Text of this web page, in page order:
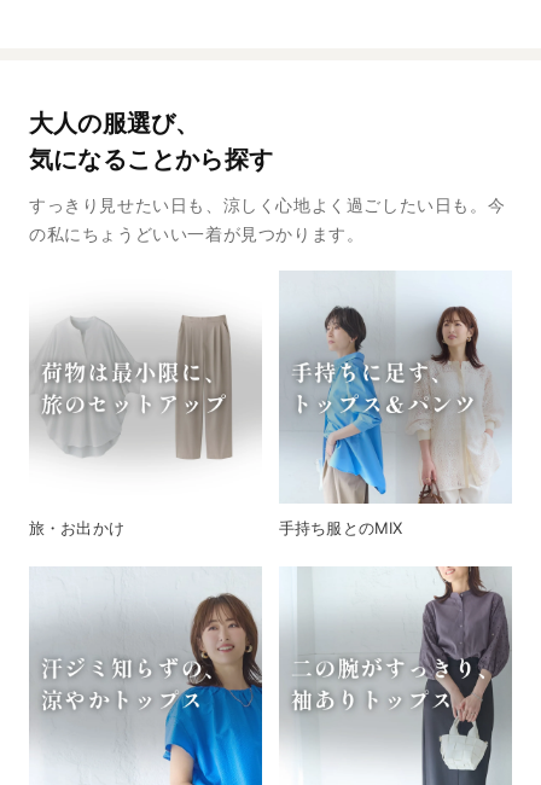
大人の服選び、
気になることから探す
すっきり見せたい日も、涼しく心地よく過ごしたい日も。今
の私にちょうどいい一着が見つかります。
旅・お出かけ 手持ち服とのMIX